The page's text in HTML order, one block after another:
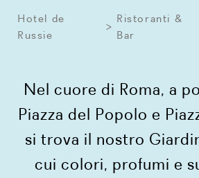
Hotel de
Russie
Ristoranti &
Bar
Nel cuore di Roma, a
Piazza del Popolo e
si trova il nostro
cui colori, profumi e